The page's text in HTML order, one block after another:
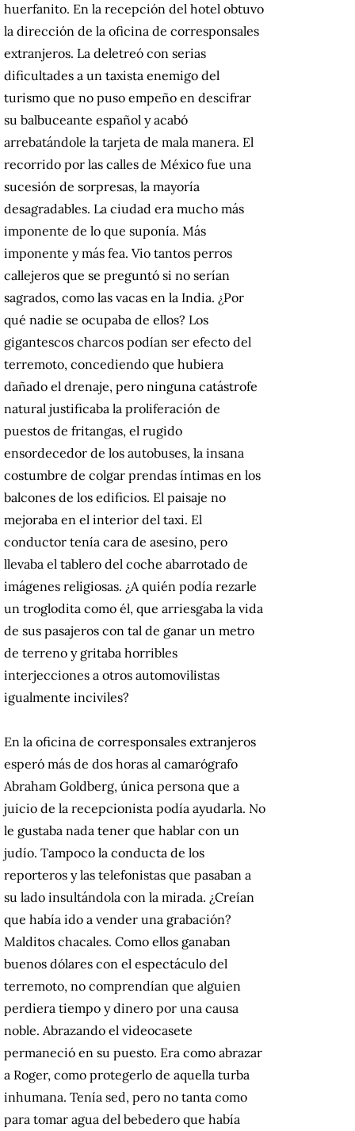
huerfanito. En la recepción del hotel obtuvo
la dirección de la oficina de corresponsales
extranjeros. La deletreó con serias
dificultades a un taxista enemigo del
turismo que no puso empeño en descifrar
su balbuceante español y acabó
arrebatándole la tarjeta de mala manera. El
recorrido por las calles de México fue una
sucesión de sorpresas, la mayoría
desagradables. La ciudad era mucho más
imponente de lo que suponía. Más
imponente y más fea. Vio tantos perros
callejeros que se preguntó si no serían
sagrados, como las vacas en la India. ¿Por
qué nadie se ocupaba de ellos? Los
gigantescos charcos podían ser efecto del
terremoto, concediendo que hubiera
dañado el drenaje, pero ninguna catástrofe
natural justificaba la proliferación de
puestos de fritangas, el rugido
ensordecedor de los autobuses, la insana
costumbre de colgar prendas íntimas en los
balcones de los edificios. El paisaje no
mejoraba en el interior del taxi. El
conductor tenía cara de asesino, pero
llevaba el tablero del coche abarrotado de
imágenes religiosas. ¿A quién podía rezarle
un troglodita como él, que arriesgaba la vida
de sus pasajeros con tal de ganar un metro
de terreno y gritaba horribles
interjecciones a otros automovilistas
igualmente inciviles?
En la oficina de corresponsales extranjeros
esperó más de dos horas al camarógrafo
Abraham Goldberg, única persona que a
juicio de la recepcionista podía ayudarla. No
le gustaba nada tener que hablar con un
judío. Tampoco la conducta de los
reporteros y las telefonistas que pasaban a
su lado insultándola con la mirada. ¿Creían
que había ido a vender una grabación?
Malditos chacales. Como ellos ganaban
buenos dólares con el espectáculo del
terremoto, no comprendían que alguien
perdiera tiempo y dinero por una causa
noble. Abrazando el videocasete
permaneció en su puesto. Era como abrazar
a Roger, como protegerlo de aquella turba
inhumana. Tenía sed, pero no tanta como
para tomar agua del bebedero que había